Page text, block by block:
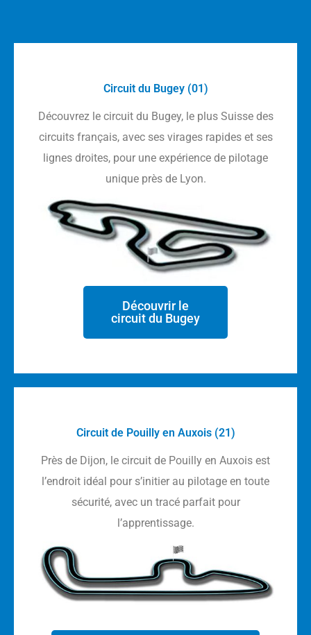
Circuit du Bugey (01)
Découvrez le circuit du Bugey, le plus Suisse des
circuits français, avec ses virages rapides et ses
lignes droites, pour une expérience de pilotage
unique près de Lyon.
Découvrir le
circuit du Bugey
Circuit de Pouilly en Auxois (21)
Près de Dijon, le circuit de Pouilly en Auxois est
l’endroit idéal pour s’initier au pilotage en toute
sécurité, avec un tracé parfait pour
l’apprentissage.